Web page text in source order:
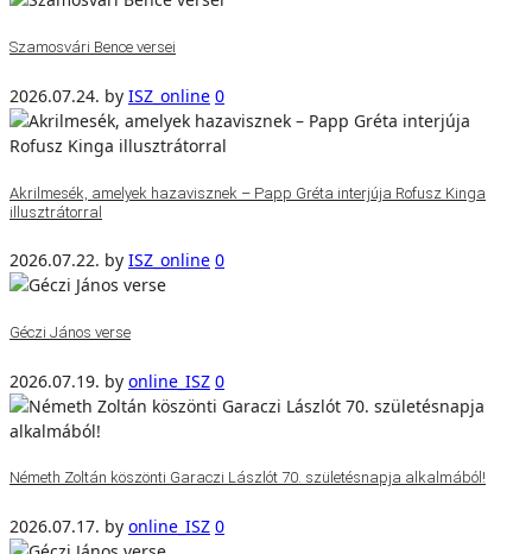
Szamosvári Bence versei
2026.07.24. by ISZ_online 0
Akrilmesék, amelyek hazavisznek – Papp Gréta interjúja Rofusz Kinga
illusztrátorral
2026.07.22. by ISZ_online 0
Géczi János verse
2026.07.19. by online_ISZ 0
Németh Zoltán köszönti Garaczi Lászlót 70. születésnapja alkalmából!
2026.07.17. by online_ISZ 0